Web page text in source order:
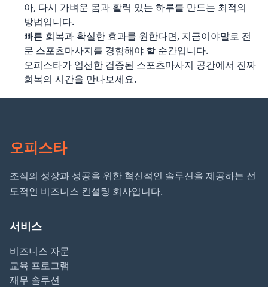
아, 다시 가벼운 몸과 활력 있는 하루를 만드는 최적의
방법입니다.
빠른 회복과 확실한 효과를 원한다면, 지금이야말로 전
문 스포츠마사지를 경험해야 할 순간입니다.
오피스타가 엄선한 검증된 스포츠마사지 공간에서 진짜
회복의 시간을 만나보세요.
오피스타
조직의 성장과 성공을 위한 혁신적인 솔루션을 제공하는 선
도적인 비즈니스 컨설팅 회사입니다.
서비스
비즈니스 자문
교육 프로그램
재무 솔루션